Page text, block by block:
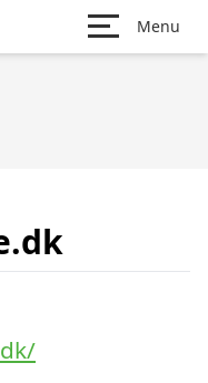
Menu